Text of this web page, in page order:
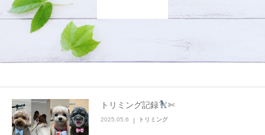
トリミング記録 ✄
2025.05.6 トリミング
お知らせ
ブログ
お問い合わせ